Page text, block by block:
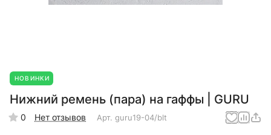
НОВИНКИ
Нижний ремень (пара) на гаффы | GURU
0 Нет отзывов Арт. guru19-04/blt